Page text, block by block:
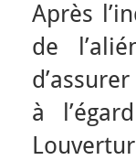
Après
de
à